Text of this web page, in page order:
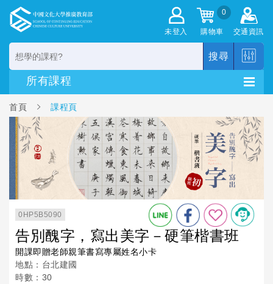
未登入
0
購物車 交通資訊
搜尋
首頁 課程頁
0HP5B5090
告別醜字，寫出美字－硬筆楷書班
開課即贈老師親筆書寫專屬姓名小卡
地點：台北建國
時數：30